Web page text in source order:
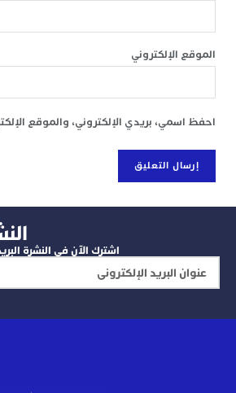
الموقع الإلكتروني
احفظ اسمي، بريدي الإلكتروني، والموقع
اشترك الآن في النشرة